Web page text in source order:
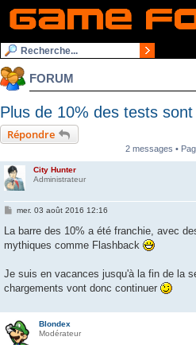
FORUM
Plus de 10% des tests
Répondre
2 messages •
City Hunter
Administrateur
M
s
a
mer. 03 août 2016 12:16
La barre des 10% a été franchie, avec
mythiques comme Flashback
Je suis en vacances jusqu'à la fin de la
chargements vont donc continuer
Blondex
Modérateur